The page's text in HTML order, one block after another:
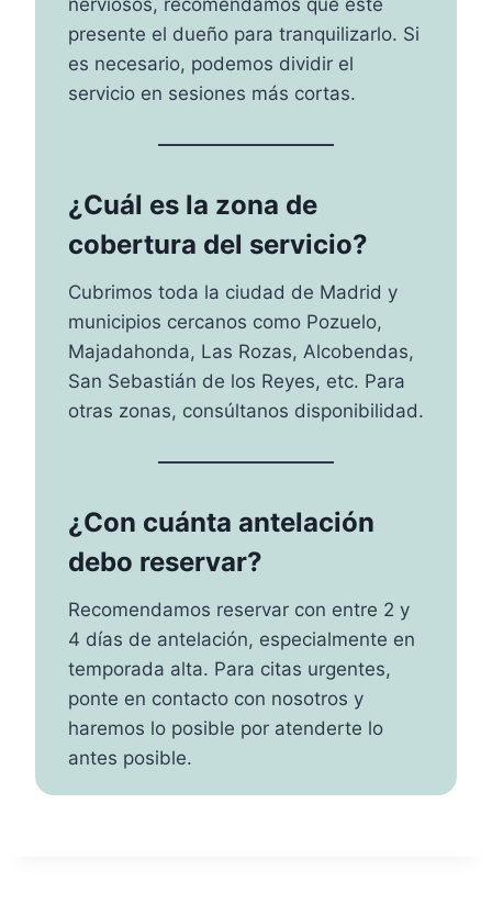
nerviosos, recomendamos que esté
presente el dueño para tranquilizarlo. Si
es necesario, podemos dividir el
servicio en sesiones más cortas.
¿Cuál es la zona de
cobertura del servicio?
Cubrimos toda la ciudad de Madrid y
municipios cercanos como Pozuelo,
Majadahonda, Las Rozas, Alcobendas,
San Sebastián de los Reyes, etc. Para
otras zonas, consúltanos disponibilidad.
¿Con cuánta antelación
debo reservar?
Recomendamos reservar con entre 2 y
4 días de antelación, especialmente en
temporada alta. Para citas urgentes,
ponte en contacto con nosotros y
haremos lo posible por atenderte lo
antes posible.